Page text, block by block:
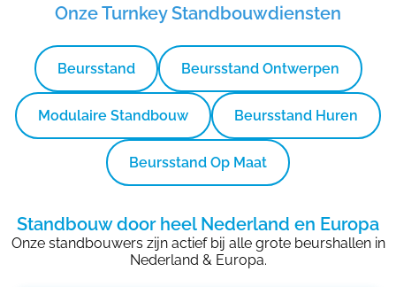
Onze Turnkey Standbouwdiensten
Beursstand Beursstand Ontwerpen
Modulaire Standbouw Beursstand Huren
Beursstand Op Maat
Standbouw door heel Nederland en Europa
Onze standbouwers zijn actief bij alle grote beurshallen in
Nederland & Europa.